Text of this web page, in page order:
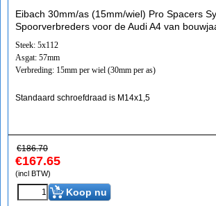
Eibach 30mm/as (15mm/wiel) Pro Spacers
Spoorverbreders voor de Audi A4 van
Steek: 5x112
Asgat: 57mm
Verbreding: 15mm per wiel (30mm per as)
Standaard schroefdraad is M14x1,5
€186.70
€167.65
(incl BTW)
Koop nu